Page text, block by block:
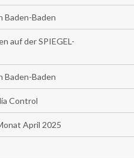
Baden-Baden
auf der SPIEGEL-
Baden-Baden
Control
April 2025